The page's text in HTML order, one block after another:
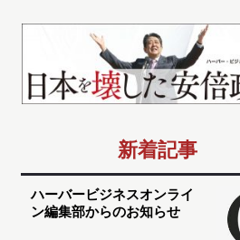
新着記事
ハーバービジネスオンライ
ン編集部からのお知らせ